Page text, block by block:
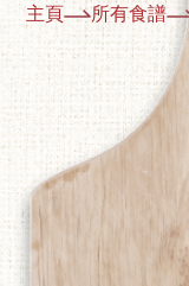
主頁 所有食譜